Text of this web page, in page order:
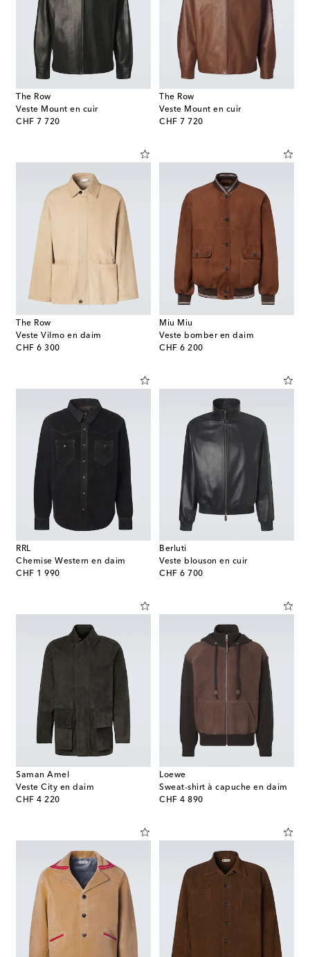
The Row
Veste Mount en cuir
CHF 7 720
original price
The Row
Veste Mount en cuir
CHF 7 720
original price
The Row
Veste Vilmo en daim
CHF 6 300
original price
Miu Miu
Veste bomber en daim
CHF 6 200
original price
RRL
Chemise Western en daim
CHF 1 990
original price
Berluti
Veste blouson en cuir
CHF 6 700
original price
Saman Amel
Veste City en daim
CHF 4 220
original price
Loewe
Sweat-shirt à capuche en daim
CHF 4 890
original price